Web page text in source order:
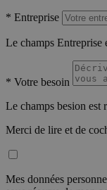
* Entreprise
Le champs Entreprise
* Votre besoin
Le champs besion est
Merci de lire et de
Mes données